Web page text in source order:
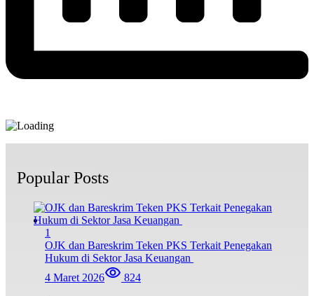
Popular Posts
1
OJK dan Bareskrim Teken PKS Terkait Penegakan
Hukum di Sektor Jasa Keuangan
4 Maret 2026
824